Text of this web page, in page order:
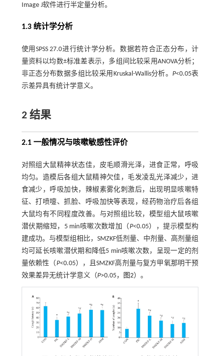
Image J软件进行半定量分析。
1.3 统计学分析
使用SPSS 27.0进行统计学分析。数据若符合正态分布，计
量资料以均数±标准差表示，多组间比较采用ANOVA分析；
非正态分布数据多组比较采用Kruskal-Wallis分析。P<0.05表
示差异具有统计学意义。
2 结果
2.1 一般情况与咳嗽敏感性评价
对照组大鼠精神状态佳，皮毛顺滑光泽，进食正常，呼吸
均匀。造模后各组大鼠精神欠佳，毛发凌乱光泽减少，进
食减少，呼吸加快，辣椒素雾化刺激后，出现明显咳嗽特
征、打喷嚏、抓脸、呼吸加快等表现，经药物治疗后各组
大鼠均有不同程度改善。与对照组比较，模型组大鼠咳嗽
潜伏期缩短，5 min咳嗽次数增加（P<0.05），提示模型构
建成功。与模型组相比，SMZKF低剂量、中剂量、高剂量组
均可延长咳嗽潜伏期和降低5 min咳嗽次数，呈现一定的剂
量依赖性（P<0.05），且SMZKF高剂量与复方甲氧那明干预
效果差异无统计学意义（P>0.05， 图2）。